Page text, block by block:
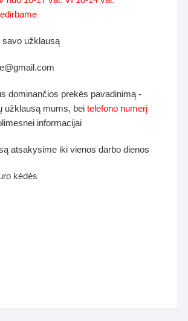
savo užklausą
dominančios prekės pavadinimą -
užklausą mums, beitelefono numerį
informacijai
atsakysime iki vienos darbo dienos
kėdės